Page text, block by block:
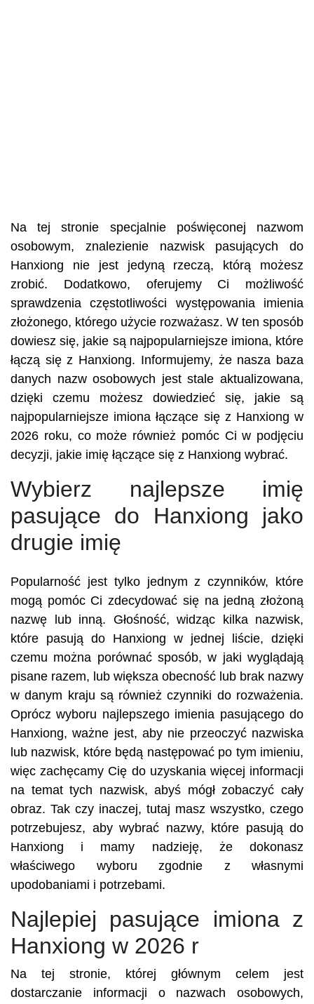
Na tej stronie specjalnie poświęconej nazwom
osobowym, znalezienie nazwisk pasujących do
Hanxiong nie jest jedyną rzeczą, którą możesz
zrobić. Dodatkowo, oferujemy Ci możliwość
sprawdzenia częstotliwości występowania imienia
złożonego, którego użycie rozważasz. W ten sposób
dowiesz się, jakie są najpopularniejsze imiona, które
łączą się z Hanxiong. Informujemy, że nasza baza
danych nazw osobowych jest stale aktualizowana,
dzięki czemu możesz dowiedzieć się, jakie są
najpopularniejsze imiona łączące się z Hanxiong w
2026 roku, co może również pomóc Ci w podjęciu
decyzji, jakie imię łączące się z Hanxiong wybrać.
Wybierz najlepsze imię
pasujące do Hanxiong jako
drugie imię
Popularność jest tylko jednym z czynników, które
mogą pomóc Ci zdecydować się na jedną złożoną
nazwę lub inną. Głośność, widząc kilka nazwisk,
które pasują do Hanxiong w jednej liście, dzięki
czemu można porównać sposób, w jaki wyglądają
pisane razem, lub większa obecność lub brak nazwy
w danym kraju są również czynniki do rozważenia.
Oprócz wyboru najlepszego imienia pasującego do
Hanxiong, ważne jest, aby nie przeoczyć nazwiska
lub nazwisk, które będą następować po tym imieniu,
więc zachęcamy Cię do uzyskania więcej informacji
na temat tych nazwisk, abyś mógł zobaczyć cały
obraz. Tak czy inaczej, tutaj masz wszystko, czego
potrzebujesz, aby wybrać nazwy, które pasują do
Hanxiong i mamy nadzieję, że dokonasz
właściwego wyboru zgodnie z własnymi
upodobaniami i potrzebami.
Najlepiej pasujące imiona z
Hanxiong w 2026 r
Na tej stronie, której głównym celem jest
dostarczanie informacji o nazwach osobowych,